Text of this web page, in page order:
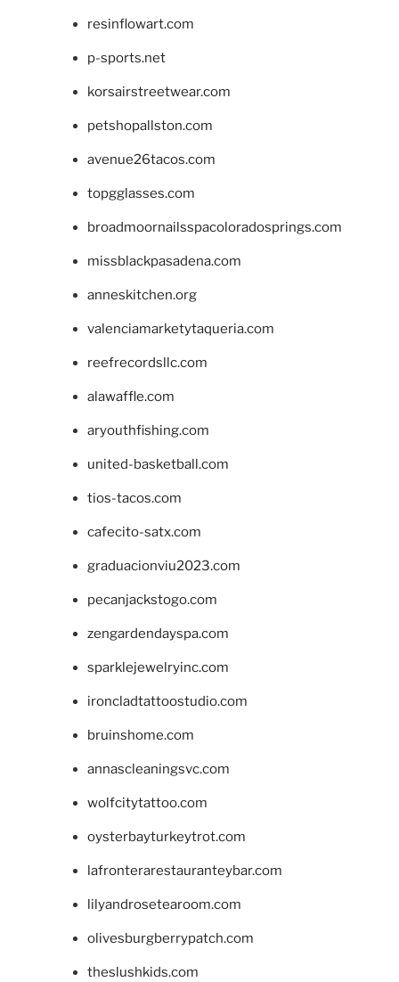
resinflowart.com
p-sports.net
korsairstreetwear.com
petshopallston.com
avenue26tacos.com
topgglasses.com
broadmoornailsspacoloradosprings.com
missblackpasadena.com
anneskitchen.org
valenciamarketytaqueria.com
reefrecordsllc.com
alawaffle.com
aryouthfishing.com
united-basketball.com
tios-tacos.com
cafecito-satx.com
graduacionviu2023.com
pecanjackstogo.com
zengardendayspa.com
sparklejewelryinc.com
ironcladtattoostudio.com
bruinshome.com
annascleaningsvc.com
wolfcitytattoo.com
oysterbayturkeytrot.com
lafronterarestauranteybar.com
lilyandrosetearoom.com
olivesburgberrypatch.com
theslushkids.com